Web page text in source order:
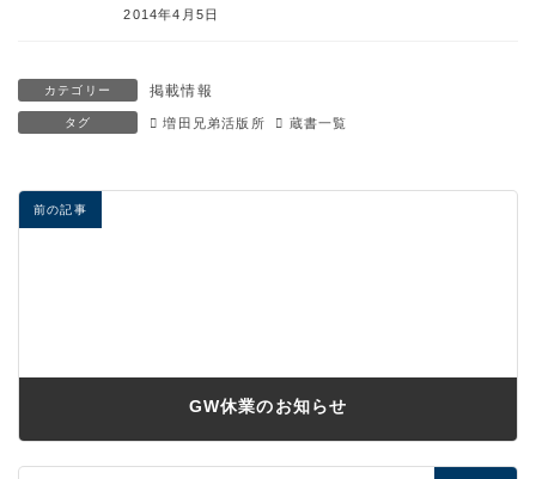
2014年4月5日
カテゴリー 掲載情報
タグ 増田兄弟活版所 蔵書一覧
前の記事
GW休業のお知らせ
2019年4月23日